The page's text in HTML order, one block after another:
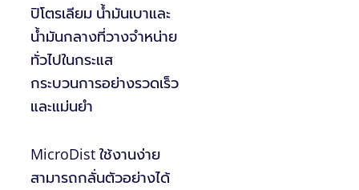
ปิโตรเลียม น้ำมันเบาและ
น้ำมันกลางที่วางจำหน่าย
ทั่วไปในกระแส
กระบวนการอย่างรวดเร็ว
และแม่นยำ
MicroDist ใช้งานง่าย
สามารถกลั่นตัวอย่างได้